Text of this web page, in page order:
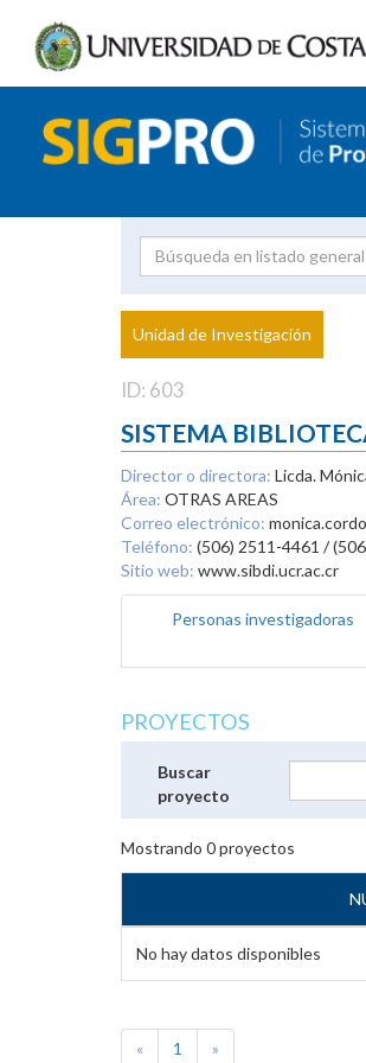
Proyecto
Unidad de Investigación
ID: 603
SISTEMA
Director o directora: Licda.
Área: OTRAS AREAS
Correo electrónico:
Teléfono: (506) 2511-4461 /
Sitio web: www.sibdi.ucr.ac.cr
Personas investigadoras
PROYECTOS
Buscar
proyecto
Mostrando 0proyectos
No hay datos disponibles
« 1 »